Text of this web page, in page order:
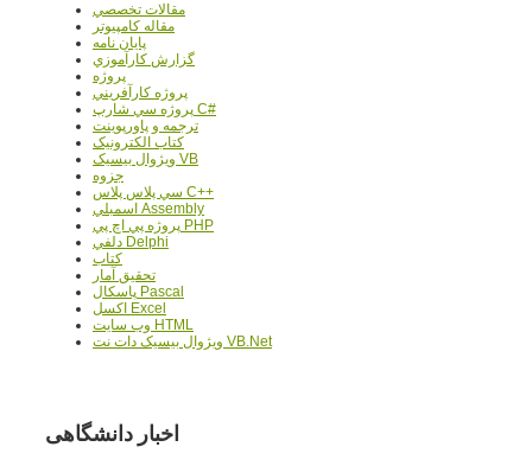
مقالات تخصصي
مقاله کامپیوتر
پایان نامه
گزارش کارآموزي
پروژه
پروژه کارآفريني
پروژه سي شارپ C#
ترجمه و پاورپوينت
کتاب الکترونيک
ويژوال بيسيک VB
جزوه
سي پلاس پلاس C++
اسمبلي Assembly
پروژه پي اچ پي PHP
دلفي Delphi
کتاب
تحقيق آمار
پاسکال Pascal
اکسل Excel
وب سايت HTML
ويژوال بيسيک دات نت VB.Net
اخبار دانشگاهی